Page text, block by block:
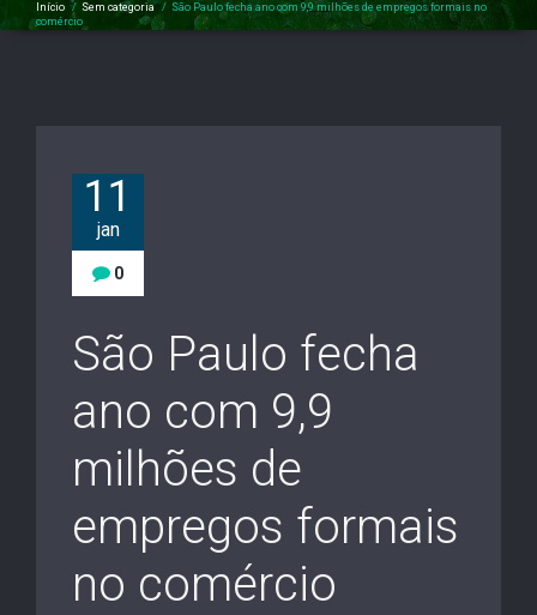
Início / Sem categoria/ São Paulo fecha ano com 9,9 milhões de empregos formais no
comércio
11
jan
0
São Paulo fecha
ano com 9,9
milhões de
empregos formais
no comércio